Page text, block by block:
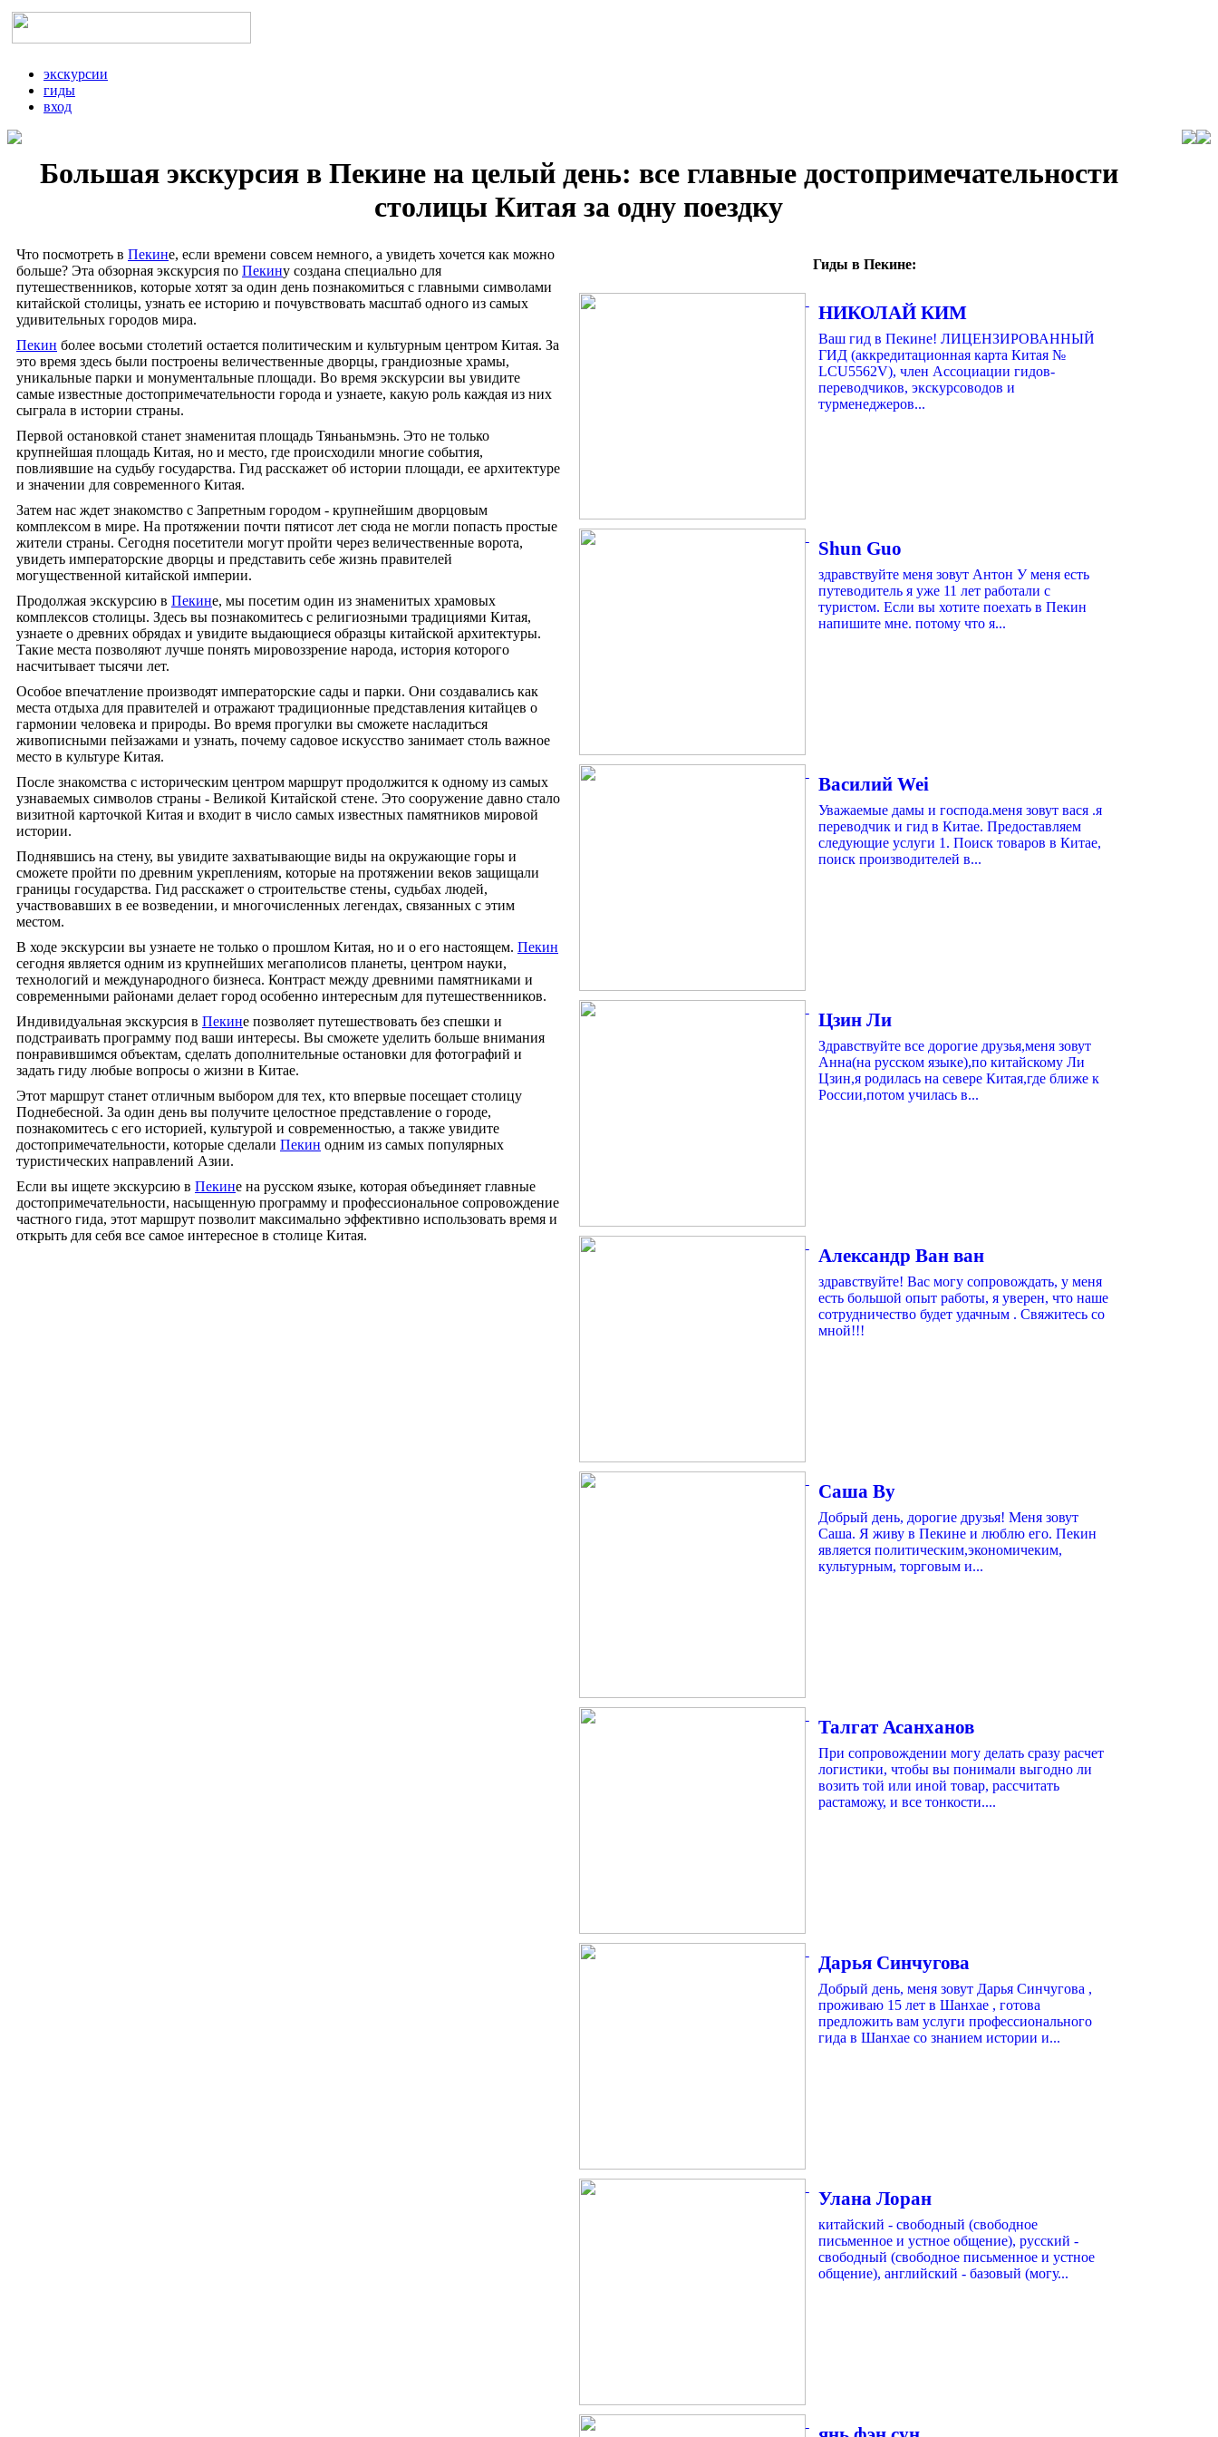
экскурсии
гиды
вход
Большая экскурсия в Пекине на целый день: все главные достопримечательности
столицы Китая за одну поездку
Что посмотреть в Пекине, если времени совсем немного, а увидеть хочется как можно
больше? Эта обзорная экскурсия по Пекину создана специально для
путешественников, которые хотят за один день познакомиться с главными символами
китайской столицы, узнать ее историю и почувствовать масштаб одного из самых
удивительных городов мира.
Пекин более восьми столетий остается политическим и культурным центром Китая. За
это время здесь были построены величественные дворцы, грандиозные храмы,
уникальные парки и монументальные площади. Во время экскурсии вы увидите
самые известные достопримечательности города и узнаете, какую роль каждая из них
сыграла в истории страны.
Первой остановкой станет знаменитая площадь Тяньаньмэнь. Это не только
крупнейшая площадь Китая, но и место, где происходили многие события,
повлиявшие на судьбу государства. Гид расскажет об истории площади, ее архитектуре
и значении для современного Китая.
Затем нас ждет знакомство с Запретным городом - крупнейшим дворцовым
комплексом в мире. На протяжении почти пятисот лет сюда не могли попасть простые
жители страны. Сегодня посетители могут пройти через величественные ворота,
увидеть императорские дворцы и представить себе жизнь правителей
могущественной китайской империи.
Продолжая экскурсию в Пекине, мы посетим один из знаменитых храмовых
комплексов столицы. Здесь вы познакомитесь с религиозными традициями Китая,
узнаете о древних обрядах и увидите выдающиеся образцы китайской архитектуры.
Такие места позволяют лучше понять мировоззрение народа, история которого
насчитывает тысячи лет.
Особое впечатление производят императорские сады и парки. Они создавались как
места отдыха для правителей и отражают традиционные представления китайцев о
гармонии человека и природы. Во время прогулки вы сможете насладиться
живописными пейзажами и узнать, почему садовое искусство занимает столь важное
место в культуре Китая.
После знакомства с историческим центром маршрут продолжится к одному из самых
узнаваемых символов страны - Великой Китайской стене. Это сооружение давно стало
визитной карточкой Китая и входит в число самых известных памятников мировой
истории.
Поднявшись на стену, вы увидите захватывающие виды на окружающие горы и
сможете пройти по древним укреплениям, которые на протяжении веков защищали
границы государства. Гид расскажет о строительстве стены, судьбах людей,
участвовавших в ее возведении, и многочисленных легендах, связанных с этим
местом.
В ходе экскурсии вы узнаете не только о прошлом Китая, но и о его настоящем. Пекин
сегодня является одним из крупнейших мегаполисов планеты, центром науки,
технологий и международного бизнеса. Контраст между древними памятниками и
современными районами делает город особенно интересным для путешественников.
Индивидуальная экскурсия в Пекине позволяет путешествовать без спешки и
подстраивать программу под ваши интересы. Вы сможете уделить больше внимания
понравившимся объектам, сделать дополнительные остановки для фотографий и
задать гиду любые вопросы о жизни в Китае.
Этот маршрут станет отличным выбором для тех, кто впервые посещает столицу
Поднебесной. За один день вы получите целостное представление о городе,
познакомитесь с его историей, культурой и современностью, а также увидите
достопримечательности, которые сделали Пекин одним из самых популярных
туристических направлений Азии.
Если вы ищете экскурсию в Пекине на русском языке, которая объединяет главные
достопримечательности, насыщенную программу и профессиональное сопровождение
частного гида, этот маршрут позволит максимально эффективно использовать время и
открыть для себя все самое интересное в столице Китая.
Гиды в Пекине:
НИКОЛАЙ КИМ
Ваш гид в Пекине! ЛИЦЕНЗИРОВАННЫЙ
ГИД (аккредитационная карта Китая №
LCU5562V), член Ассоциации гидов-
переводчиков, экскурсоводов и
турменеджеров...
Shun Guo
здравствуйте меня зовут Антон У меня есть
путеводитель я уже 11 лет работали с
туристом. Если вы хотите поехать в Пекин
напишите мне. потому что я...
Василий Wei
Уважаемые дамы и господа.меня зовут вася .я
переводчик и гид в Китае. Предоставляем
следующие услуги 1. Поиск товаров в Китае,
поиск производителей в...
Цзин Ли
Здравствуйте все дорогие друзья,меня зовут
Анна(на русском языке),по китайскому Ли
Цзин,я родилась на севере Китая,где ближе к
России,потом училась в...
Александр Ван ван
здравствуйте! Вас могу сопровождать, у меня
есть большой опыт работы, я уверен, что наше
сотрудничество будет удачным . Свяжитесь со
мной!!!
Саша Ву
Добрый день, дорогие друзья! Меня зовут
Саша. Я живу в Пекине и люблю его. Пекин
является политическим,экономичеким,
культурным, торговым и...
Талгат Асанханов
При сопровождении могу делать сразу расчет
логистики, чтобы вы понимали выгодно ли
возить той или иной товар, рассчитать
растаможу, и все тонкости....
Дарья Синчугова
Добрый день, меня зовут Дарья Синчугова ,
проживаю 15 лет в Шанхае , готова
предложить вам услуги профессионального
гида в Шанхае со знанием истории и...
Улана Лоран
китайский - свободный (свободное
письменное и устное общение), русский -
свободный (свободное письменное и устное
общение), английский - базовый (могу...